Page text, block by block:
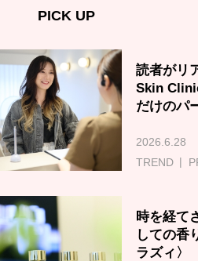
PICK UP
読者がリ
Skin
だけのパ
2026.6.28
TREND
時を経て
しての香
ラズィ〉